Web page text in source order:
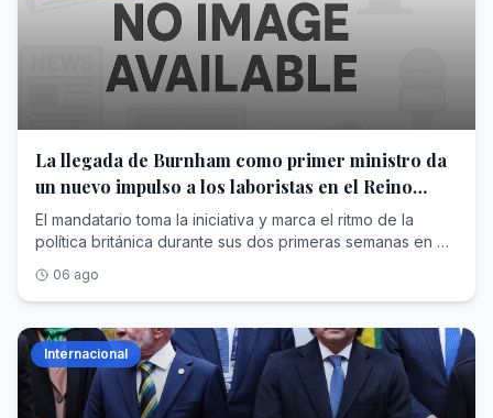
La llegada de Burnham como primer ministro da
un nuevo impulso a los laboristas en el Reino
Unido
El mandatario toma la iniciativa y marca el ritmo de la
política británica durante sus dos primeras semanas en el
06 ago
Internacional